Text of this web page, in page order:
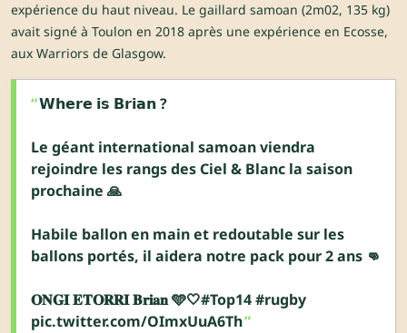
expérience du haut niveau. Le gaillard samoan (2m02, 135 kg)
avait signé à Toulon en 2018 après une expérience en Ecosse,
aux Warriors de Glasgow.
𝗪𝗵𝗲𝗿𝗲 𝗶𝘀 𝗕𝗿𝗶𝗮𝗻 ?
Le géant international samoan viendra
rejoindre les rangs des Ciel & Blanc la saison
prochaine 🙏
Habile ballon en main et redoutable sur les
ballons portés, il aidera notre pack pour 2 ans 👊
𝐎𝐍𝐆𝐈 𝐄𝐓𝐎𝐑𝐑𝐈 𝐁𝐫𝐢𝐚𝐧 🩵🤍#Top14#rugby
pic.twitter.com/OImxUuA6Th